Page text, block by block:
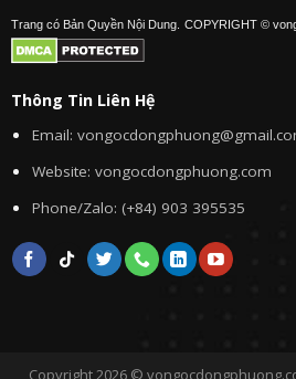
Trang có Bản Quyền Nội Dung. COPYRIGHT ©
Thông Tin Liên Hệ
Email:
Website: vongocdongphuong.com
Phone/Zalo: (+84) 903 395535
Copyright 2026 ©